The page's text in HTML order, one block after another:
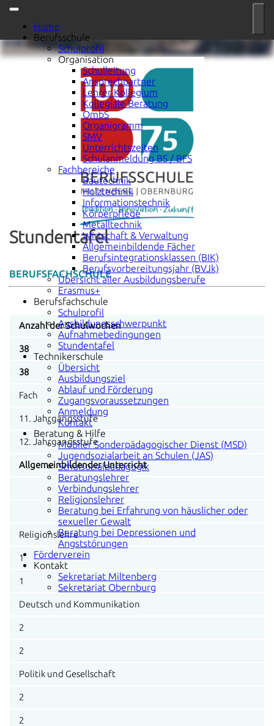
Home
Berufsschule
Schulprofil
Organisation
Schulleitung
Ansprechpartner
Lehrer Kollegium
Kollegiale Beratung
QmbS
Organigramm
SMV
Unterrichtszeiten
Schulanmeldung BS / BFS
Fachbereiche
Bautechnik
Holztechnik
Informationstechnik
Körperpflege
Metalltechnik
Wirtschaft & Verwaltung
Allgemeinbildende Fächer
Berufsintegrationsklassen (BIK)
Berufsvorbereitungsjahr (BVJk)
Übersicht aller Ausbildungsberufe
Erasmus+
Berufsfachschule
Schulprofil
Ausbildungsschwerpunkt
Aufnahmebedingungen
Stundentafel
Technikerschule
Übersicht
Ausbildungsziel
Ablauf und Förderung
Zugangsvoraussetzungen
Anmeldung
Kontakt
Beratung & Hilfe
Mobiler Sonderpädagogischer Dienst (MSD)
Jugendsozialarbeit an Schulen (JAS)
Schulsozialpädagogik
Beratungslehrer
Verbindungslehrer
Religionslehrer
Beratung bei Erfahrung von häuslicher oder
sexueller Gewalt
Beratung bei Depressionen und
Angststörungen
Förderverein
Kontakt
Sekretariat Miltenberg
Sekretariat Obernburg
Stundentafel
BERUFSFACHSCHULE
Anzahl der Schulwochen
38
38
Fach
11. Jahrgangsstufe
12. Jahrgangsstufe
Allgemeinbildender Unterricht
Religionslehre
1
1
Deutsch und Kommunikation
2
2
Politik und Gesellschaft
2
2